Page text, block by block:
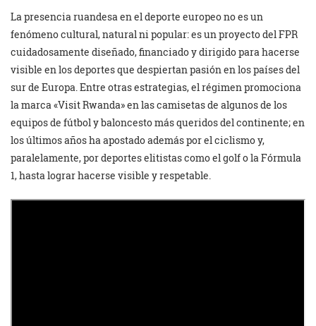
La presencia ruandesa en el deporte europeo no es un
fenómeno cultural, natural ni popular: es un proyecto del FPR
cuidadosamente diseñado, financiado y dirigido para hacerse
visible en los deportes que despiertan pasión en los países del
sur de Europa. Entre otras estrategias, el régimen promociona
la marca «Visit Rwanda» en las camisetas de algunos de los
equipos de fútbol y baloncesto más queridos del continente; en
los últimos años ha apostado además por el ciclismo y,
paralelamente, por deportes elitistas como el golf o la Fórmula
1, hasta lograr hacerse visible y respetable.